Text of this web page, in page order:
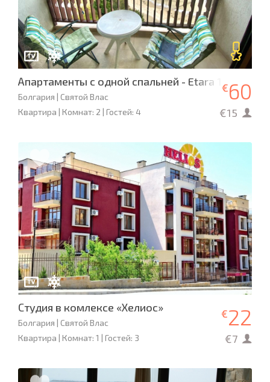
Апартаменты с одной спальней - Etara 1
Болгария | Святой Влас
Квартира | Комнат: 2 | Гостей: 4
€60
€15
Студия в комлексе «Хелиос»
Болгария | Святой Влас
Квартира | Комнат: 1 | Гостей: 3
€22
€7